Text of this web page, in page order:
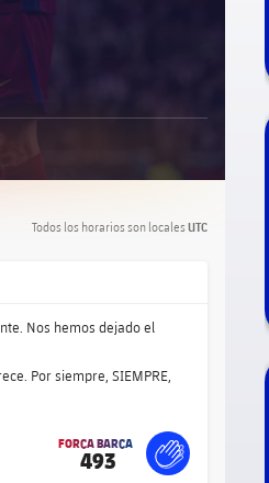
Todos los horarios son localesUTC
Nos hemos dejado el
Por siempre, SIEMPRE,
FORÇA BARÇA
label.share.fire
493 Força Barça
label.share.hand
label.share.hand